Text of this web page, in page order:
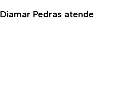
Pedras atende